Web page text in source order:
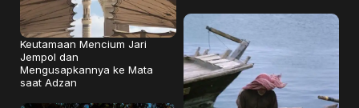
Keutamaan Mencium Jari
Jempol dan
Mengusapkannya ke Mata
saat Adzan